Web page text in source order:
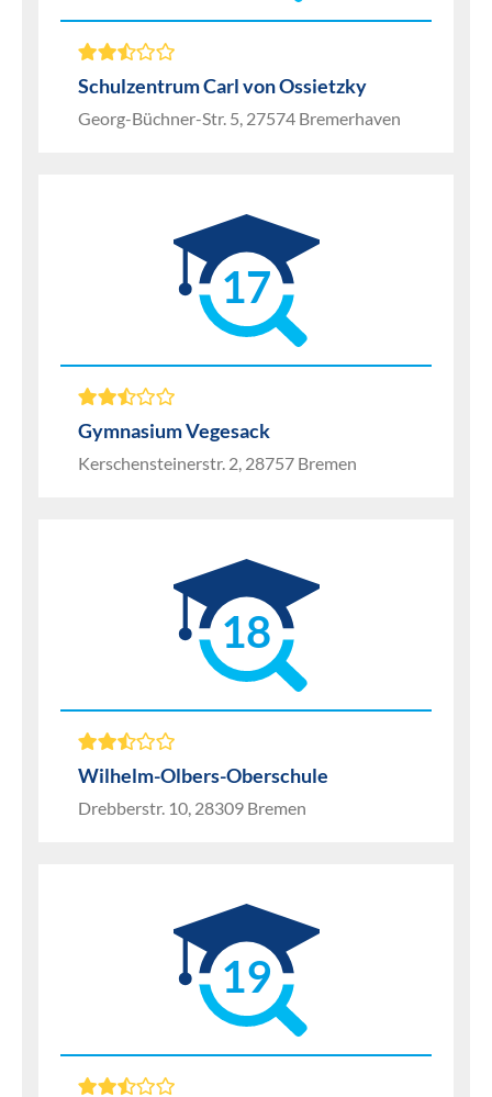
Schulzentrum Carl von Ossietzky
Georg-Büchner-Str. 5, 27574 Bremerhaven
17
Gymnasium Vegesack
Kerschensteinerstr. 2, 28757 Bremen
18
Wilhelm-Olbers-Oberschule
Drebberstr. 10, 28309 Bremen
19